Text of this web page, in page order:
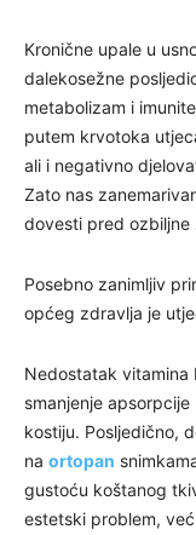
Kronične upale u
dalekosežne
metabolizam i
putem krvotoka
ali i negativno
Zato nas
dovesti pred
Posebno zanimljiv
općeg zdravlja je
Nedostatak vitamina
smanjenje
kostiju. Posljedično,
na ortopan
gustoću koštanog
estetski problem,